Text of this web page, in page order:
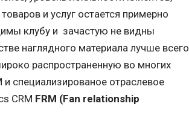
и услуг остается примерно
клубу и зачастую не видны
наглядного материала лучше всего
распространенную во многих
специализированое отраслевое
CRM FRM (Fan relationship